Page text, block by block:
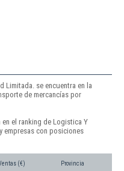
Limitada. se encuentra en la
de mercancías por
el ranking de Logistica Y
empresas con posiciones
(€) Provincia